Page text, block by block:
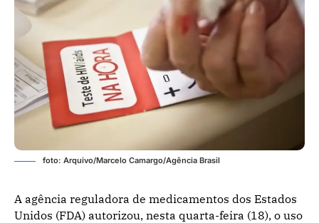
foto: Arquivo/Marcelo Camargo/Agência Brasil
A agência reguladora de medicamentos dos Estados
Unidos (FDA) autorizou, nesta quarta-feira (18), o uso